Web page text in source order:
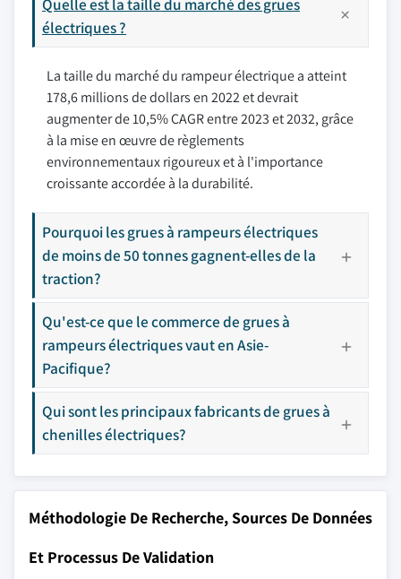
électriques ?
La taille du marché du rampeur électrique a atteint
178,6 millions de dollars en 2022 et devrait
augmenter de 10,5% CAGR entre 2023 et 2032, grâce
à la mise en œuvre de règlements
environnementaux rigoureux et à l'importance
croissante accordée à la durabilité.
Pourquoi les grues à rampeurs électriques
de moins de 50 tonnes gagnent-elles de la
traction?
Qu'est-ce que le commerce de grues à
rampeurs électriques vaut en Asie-
Pacifique?
Qui sont les principaux fabricants de grues à
chenilles électriques?
Méthodologie De Recherche, Sources De Données
Et Processus De Validation